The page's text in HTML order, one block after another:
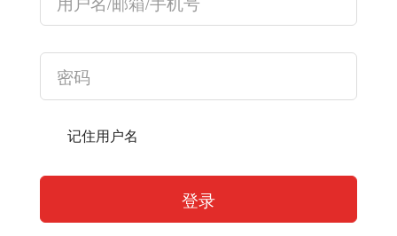
记住用户名